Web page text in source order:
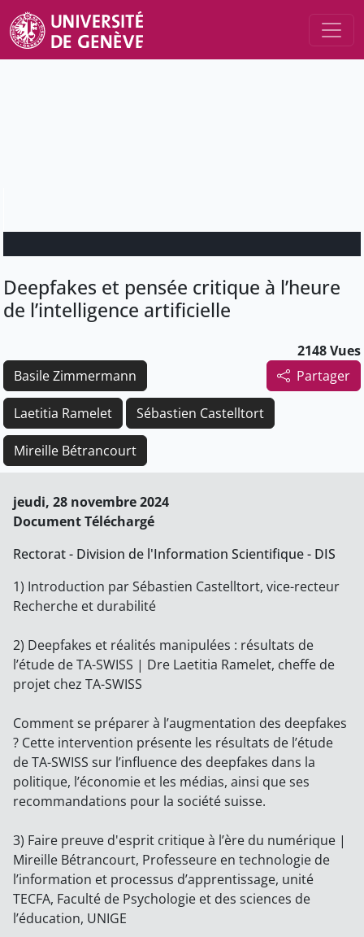
Deepfakes et pensée critique à l’heure
de l’intelligence artificielle
2148 Vues
Partager
Basile Zimmermann
Laetitia Ramelet Sébastien Castelltort
Mireille Bétrancourt
jeudi, 28 novembre 2024
Document Téléchargé
Rectorat - Division de l'Information Scientifique - DIS
1) Introduction par Sébastien Castelltort, vice-recteur
Recherche et durabilité
2) Deepfakes et réalités manipulées : résultats de
l’étude de TA-SWISS | Dre Laetitia Ramelet, cheffe de
projet chez TA-SWISS
Comment se préparer à l’augmentation des deepfakes
? Cette intervention présente les résultats de l’étude
de TA-SWISS sur l’influence des deepfakes dans la
politique, l’économie et les médias, ainsi que ses
recommandations pour la société suisse.
3) Faire preuve d'esprit critique à l’ère du numérique |
Mireille Bétrancourt, Professeure en technologie de
l’information et processus d’apprentissage, unité
TECFA, Faculté de Psychologie et des sciences de
l’éducation, UNIGE